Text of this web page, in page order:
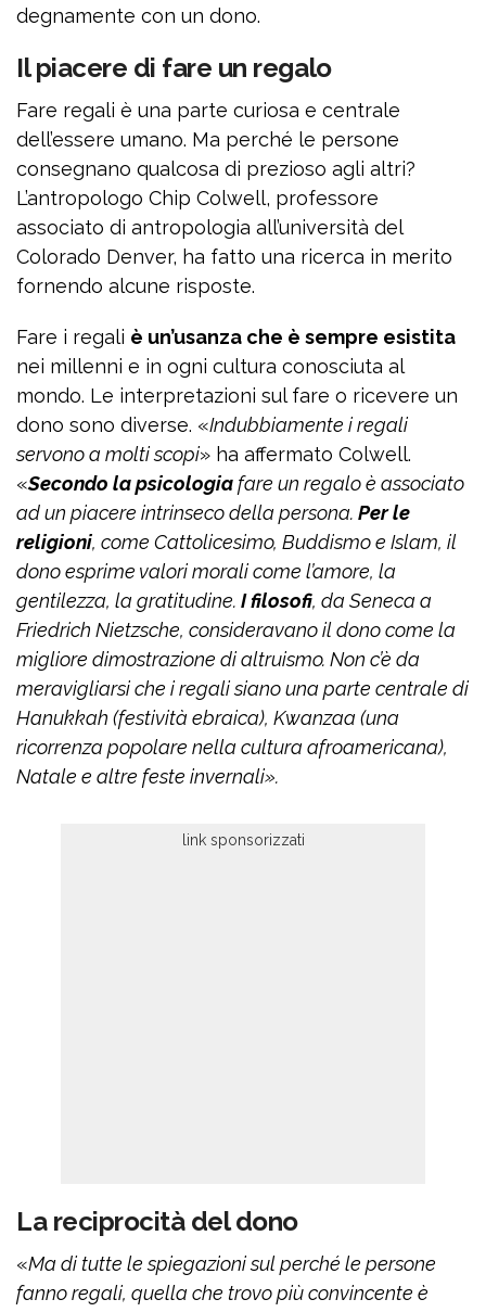
degnamente con un dono.
Il piacere di fare un regalo
Fare regali è una parte curiosa e centrale
dell’essere umano. Ma perché le persone
consegnano qualcosa di prezioso agli altri?
L’antropologo Chip Colwell, professore
associato di antropologia all’università del
Colorado Denver, ha fatto una ricerca in merito
fornendo alcune risposte.
Fare i regali è un’usanza che è sempre esistita
nei millenni e in ogni cultura conosciuta al
mondo. Le interpretazioni sul fare o ricevere un
dono sono diverse. «Indubbiamente i regali
servono a molti scopi» ha affermato Colwell.
«Secondo la psicologiafare un regalo è associato
ad un piacere intrinseco della persona. Per le
religioni, come Cattolicesimo, Buddismo e Islam, il
dono esprime valori morali come l’amore, la
gentilezza, la gratitudine. I filosofi, da Seneca a
Friedrich Nietzsche, consideravano il dono come la
migliore dimostrazione di altruismo. Non c’è da
meravigliarsi che i regali siano una parte centrale di
Hanukkah (festività ebraica), Kwanzaa (una
ricorrenza popolare nella cultura afroamericana),
Natale e altre feste invernali».
La reciprocità del dono
«Ma di tutte le spiegazioni sul perché le persone
fanno regali, quella che trovo più convincente è